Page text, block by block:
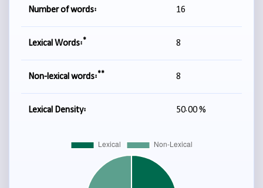
Number of words: 16
Lexical Words:* 8
Non-lexical words:** 8
Lexical Density: 50.00 %